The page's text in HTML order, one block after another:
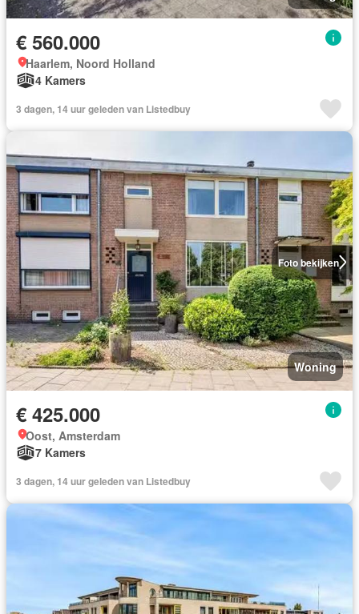
€ 560.000
Haarlem, Noord Holland
4 Kamers
3 dagen, 14 uur geleden van Listedbuy
Foto bekijken
Woning
€ 425.000
Oost, Amsterdam
7 Kamers
3 dagen, 14 uur geleden van Listedbuy